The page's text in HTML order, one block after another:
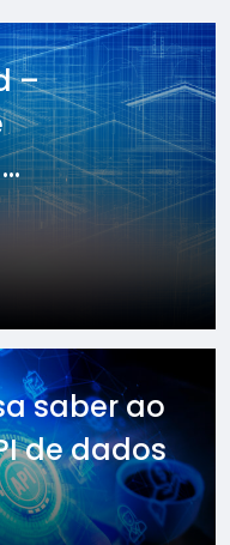
–
saber ao
de dados